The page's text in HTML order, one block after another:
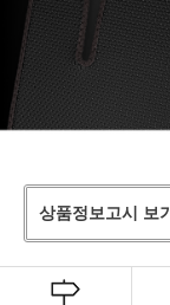
상품정보고시 보기